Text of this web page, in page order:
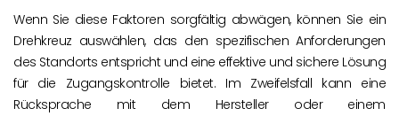
Wenn Sie diese Faktoren sorgfältig abwägen, können Sie ein
Drehkreuz auswählen, das den spezifischen Anforderungen
des Standorts entspricht und eine effektive und sichere Lösung
für die Zugangskontrolle bietet. Im Zweifelsfall kann eine
Rücksprache mit dem Hersteller oder einem